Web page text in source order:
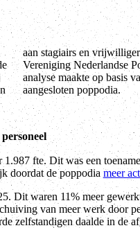
aangesloten poppodia.
fte. Dit was een
doordat de poppodia meer
Dit waren 11% meer
van meer werk door
zelfstandigen daalde in de